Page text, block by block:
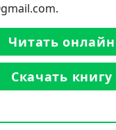
Читать онлайн
Скачать книгу